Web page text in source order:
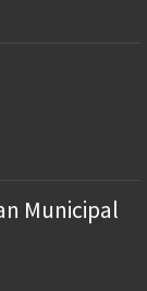
Municipal